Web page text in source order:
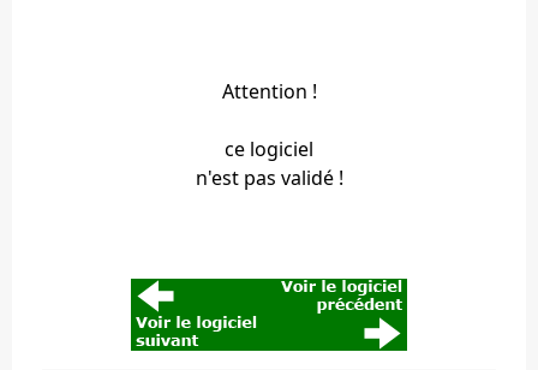
Attention !
ce logiciel
n'est pas validé !